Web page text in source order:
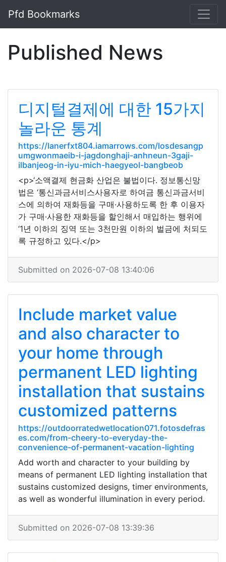
Pfd Bookmarks
Published News
디지털결제에 대한 15가지
놀라운 통계
https://lanerfxt804.iamarrows.com/losdesangp
umgwonmaeib-i-jagdonghaji-anhneun-3gaji-
ilbanjeog-in-iyu-mich-haegyeol-bangbeob
<p>‘소액결제 현금화 산업은 불법이다. 정보통신망
법은 ‘통신과금서비스사용자로 하여금 통신과금서비
스에 의하여 재화등을 구매·사용하도록 한 후 이용자
가 구매·사용한 재화등을 할인해서 매입하는 행위에
‘1년 이하의 징역 또는 3천만원 이하의 벌금에 처되도
록 규정하고 있다.</p>
Submitted on 2026-07-08 13:40:06
Include market value
and also character to
your home through
permanent LED lighting
installation that sustains
customized patterns
https://outdoorratedwetlocation071.fotosdefras
es.com/from-cheery-to-everyday-the-
convenience-of-permanent-vacation-lighting
Add worth and character to your building by
means of permanent LED lighting installation that
sustains customized designs, timer environments,
as well as wonderful illumination in every period.
Submitted on 2026-07-08 13:39:36